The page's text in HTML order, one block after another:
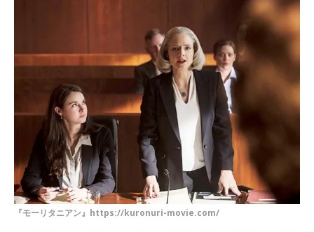
『モーリタニアン』https://kuronuri-movie.com/